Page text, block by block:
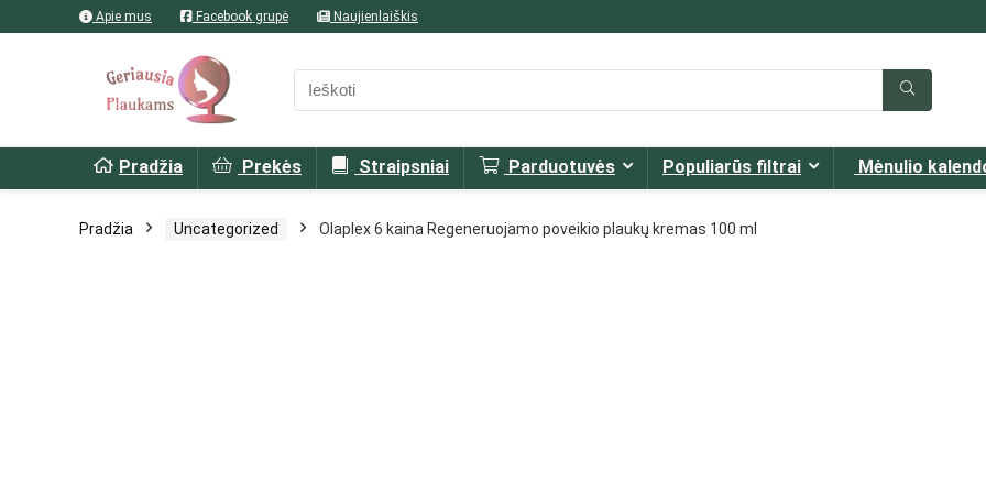
Apie mus Facebook grupė Naujienlaiškis
Pradžia Prekės Straipsniai Parduotuvės Populiarūs filtrai Mėnulio
Pradžia Uncategorized Olaplex 6 kaina Regeneruojamo poveikio plaukų kremas 100 ml